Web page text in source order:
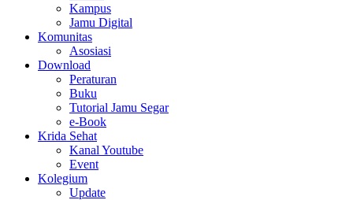
Kampus
Jamu Digital
Komunitas
Asosiasi
Download
Peraturan
Buku
Tutorial Jamu Segar
e-Book
Krida Sehat
Kanal Youtube
Event
Kolegium
Update